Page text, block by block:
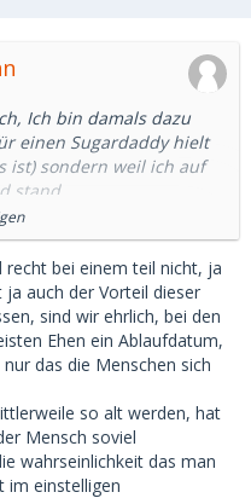
Ich bin damals dazu
einen Sugardaddy hielt
ist) sondern weil ich auf
stand.
junge Ladies, die
um mich
die zu sehr geldfixierten
Mir ging es vornehmlich
ich wollte was
geändert. Es
damit Geld machen
(und dann auch
verloren. Die Echtheit
recht bei einem teil nicht, ja
auch der Vorteil dieser
sind wir ehrlich, bei den
Ehen ein Ablaufdatum,
das die Menschen sich
so alt werden, hat
Mensch soviel
wahrseinlichkeit das man
im einstelligen